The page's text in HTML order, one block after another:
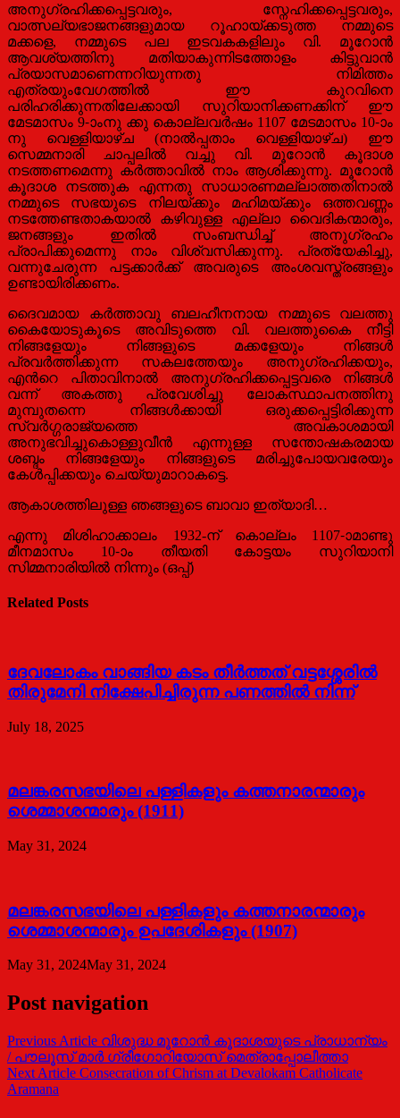
അനുഗ്രഹിക്കപ്പെട്ടവരും, സ്നേഹിക്കപ്പെട്ടവരും,
വാത്സല്യഭാജനങ്ങളുമായ റൂഹായ്ക്കടുത്ത നമ്മുടെ
മക്കളെ, നമ്മുടെ പല ഇടവകകളിലും വി. മൂറോന്‍
ആവശ്യത്തിനു മതിയാകുന്നിടത്തോളം കിട്ടുവാന്‍
പ്രയാസമാണെന്നറിയുന്നതു നിമിത്തം
എത്രയുംവേഗത്തില്‍ ഈ കുറവിനെ
പരിഹരിക്കുന്നതിലേക്കായി സുറിയാനിക്കണക്കിന് ഈ
മേടമാസം 9-ാംനു ക്കു കൊല്ലവര്‍ഷം 1107 മേടമാസം 10-ാം
നു വെള്ളിയാഴ്ച (നാല്‍പ്പതാം വെള്ളിയാഴ്ച) ഈ
സെമ്മനാരി ചാപ്പലില്‍ വച്ചു വി. മൂറോന്‍ കൂദാശ
നടത്തണമെന്നു കര്‍ത്താവില്‍ നാം ആശിക്കുന്നു. മൂറോന്‍
കൂദാശ നടത്തുക എന്നതു സാധാരണമല്ലാത്തതിനാല്‍
നമ്മുടെ സഭയുടെ നിലയ്ക്കും മഹിമയ്ക്കും ഒത്തവണ്ണം
നടത്തേണ്ടതാകയാല്‍ കഴിവുള്ള എല്ലാ വൈദികന്മാരും,
ജനങ്ങളും ഇതില്‍ സംബന്ധിച്ച് അനുഗ്രഹം
പ്രാപിക്കുമെന്നു നാം വിശ്വസിക്കുന്നു. പ്രത്യേകിച്ചു,
വന്നുചേരുന്ന പട്ടക്കാര്‍ക്ക് അവരുടെ അംശവസ്ത്രങ്ങളും
ഉണ്ടായിരിക്കണം.
ദൈവമായ കര്‍ത്താവു ബലഹീനനായ നമ്മുടെ വലത്തു
കൈയോടുകൂടെ അവിടുത്തെ വി. വലത്തുകൈ നീട്ടി
നിങ്ങളേയും നിങ്ങളുടെ മക്കളേയും നിങ്ങള്‍
പ്രവര്‍ത്തിക്കുന്ന സകലത്തേയും അനുഗ്രഹിക്കയും,
എന്‍റെ പിതാവിനാല്‍ അനുഗ്രഹിക്കപ്പെട്ടവരെ നിങ്ങള്‍
വന്ന് അകത്തു പ്രവേശിച്ചു ലോകസ്ഥാപനത്തിനു
മുമ്പുതന്നെ നിങ്ങള്‍ക്കായി ഒരുക്കപ്പെട്ടിരിക്കുന്ന
സ്വര്‍ഗ്ഗരാജ്യത്തെ അവകാശമായി
അനുഭവിച്ചുകൊള്ളുവീന്‍ എന്നുള്ള സന്തോഷകരമായ
ശബ്ദം നിങ്ങളേയും നിങ്ങളുടെ മരിച്ചുപോയവരേയും
കേള്‍പ്പിക്കയും ചെയ്യുമാറാകട്ടെ.
ആകാശത്തിലുള്ള ഞങ്ങളുടെ ബാവാ ഇത്യാദി…
എന്നു മിശിഹാക്കാലം 1932-ന് കൊല്ലം 1107-ാമാണ്ടു
മീനമാസം 10-ാം തീയതി കോട്ടയം സുറിയാനി
സിമ്മനാരിയില്‍ നിന്നും (ഒപ്പ്)
Related Posts
ദേവലോകം വാങ്ങിയ കടം തീര്‍ത്തത് വട്ടശ്ശേരില്‍
തിരുമേനി നിക്ഷേപിച്ചിരുന്ന പണത്തില്‍ നിന്ന്
July 18, 2025
മലങ്കരസഭയിലെ പള്ളികളും കത്തനാരന്മാരും
ശെമ്മാശന്മാരും (1911)
May 31, 2024
മലങ്കരസഭയിലെ പള്ളികളും കത്തനാരന്മാരും
ശെമ്മാശന്മാരും ഉപദേശികളും (1907)
May 31, 2024May 31, 2024
Post navigation
Previous Article വിശുദ്ധ മൂറോന്‍ കൂദാശയുടെ പ്രാധാന്യം
/ പൗലൂസ് മാര്‍ ഗ്രീഗോറിയോസ് മെത്രാപ്പോലീത്താ
Next Article Consecration of Chrism at Devalokam Catholicate
Aramana